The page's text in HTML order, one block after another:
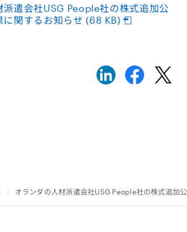
派遣会社USG People社の株式追加公
に関するお知らせ (68 KB)
オランダの人材派遣会社USG People社の株式追加